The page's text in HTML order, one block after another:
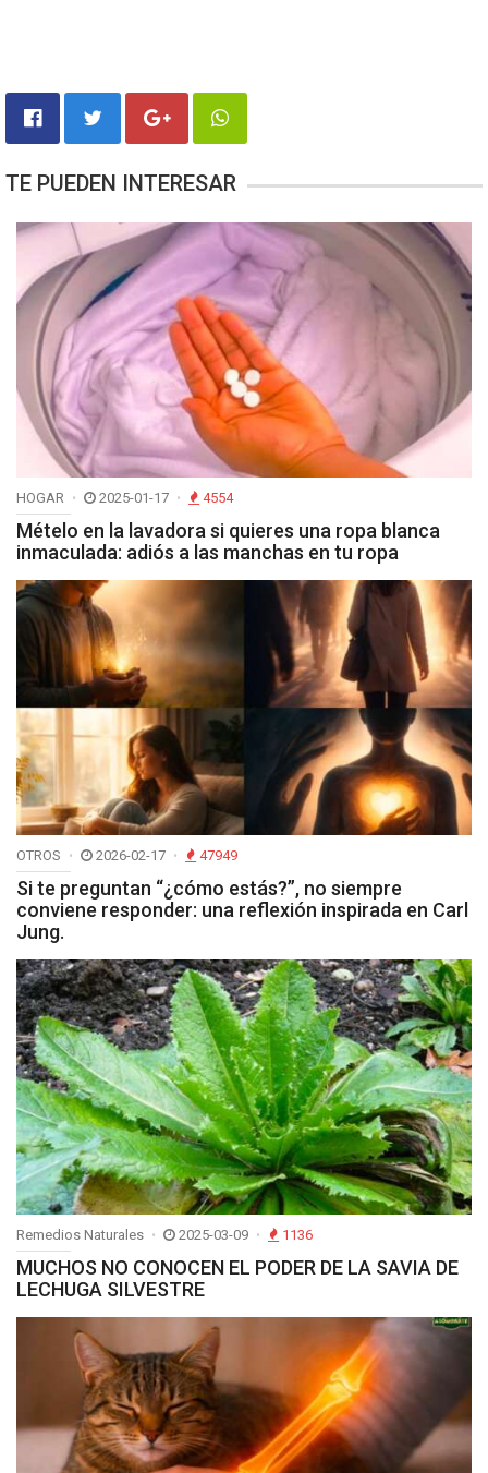
TE PUEDEN INTERESAR
HOGAR 2025-01-17 4554
Mételo en la lavadora si quieres una ropa blanca
inmaculada: adiós a las manchas en tu ropa
OTROS 2026-02-17 47949
Si te preguntan “¿cómo estás?”, no siempre
conviene responder: una reflexión inspirada en Carl
Jung.
Remedios Naturales 2025-03-09 1136
MUCHOS NO CONOCEN EL PODER DE LA SAVIA DE
LECHUGA SILVESTRE